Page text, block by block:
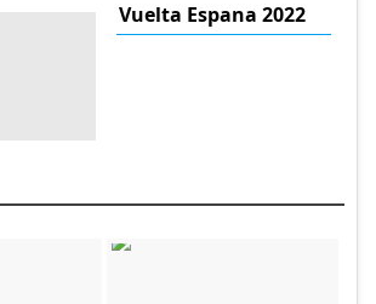
Vuelta Espana 2022